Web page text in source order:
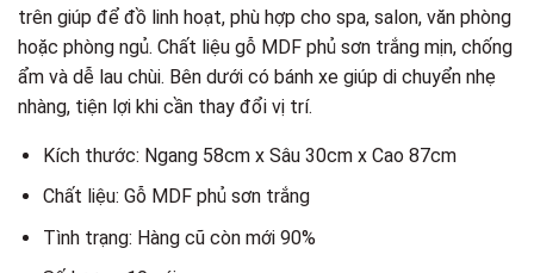
trên giúp để đồ linh hoạt, phù hợp cho spa, salon, văn phòng
hoặc phòng ngủ. Chất liệu gỗ MDF phủ sơn trắng mịn, chống
ẩm và dễ lau chùi. Bên dưới có bánh xe giúp di chuyển nhẹ
nhàng, tiện lợi khi cần thay đổi vị trí.
Kích thước: Ngang 58cm x Sâu 30cm x Cao 87cm
Chất liệu: Gỗ MDF phủ sơn trắng
Tình trạng: Hàng cũ còn mới 90%